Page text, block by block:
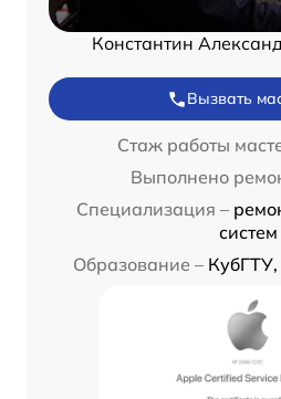
Константин
Вызвать
Стаж работы
Выполнено
Специализация –
систем
Образование – КубГТУ,